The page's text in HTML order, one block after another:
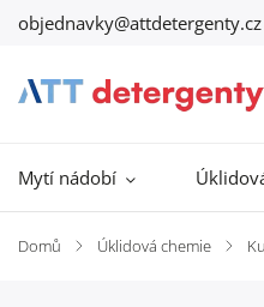
objednavky@attdetergenty.cz
Mytí nádobí
Domů / Úklidová chemie /